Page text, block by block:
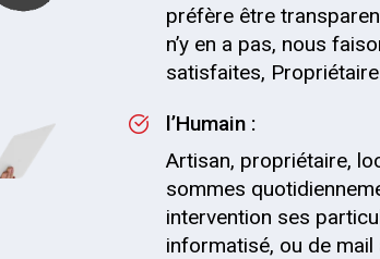
préfère être
n’y en a pas, nous
satisfaites,
l’Humain :
Artisan, propriétaire,
sommes
intervention ses
informatisé, ou de mail